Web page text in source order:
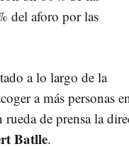
del aforo por las
a lo largo de la
a más personas en
de prensa la
Batlle.